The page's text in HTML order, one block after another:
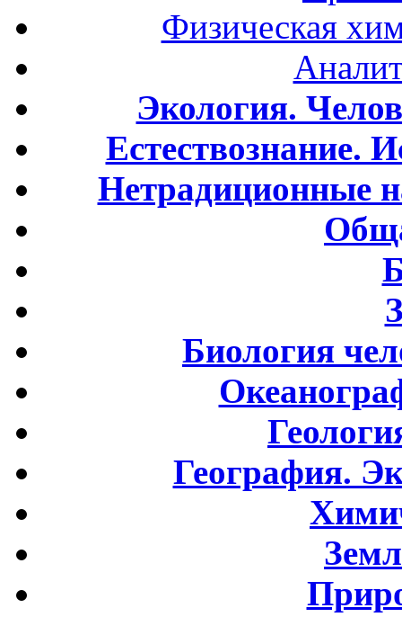
Физическая
Экология.
Естествознание.
Нетрадиционные
Биология
География.